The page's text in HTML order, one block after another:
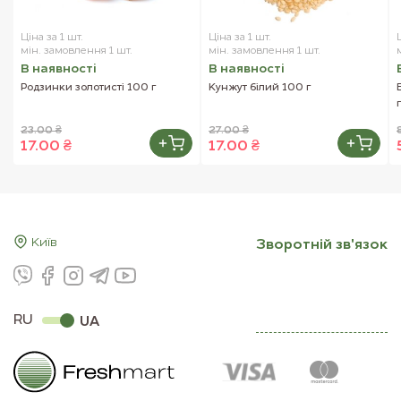
зазвичай, завдяки чому краще насичує організм і
цукру живить корисну мікрофлору кишечника,
стимулюючи його роботу, що позитивно
його здоров'ї в цілому.
Ціна за 1 шт.
мін. замовлення 1 шт.
В наявностi
Родзинки золотисті 100 г
23.00 ₴
17.00 ₴
Ціна за 1 шт.
мін. замовлення 1 шт.
В наявностi
Кунжут білий 100 г
27.00 ₴
17.00 ₴
Київ
RU UA
Зворотнiй зв'язок